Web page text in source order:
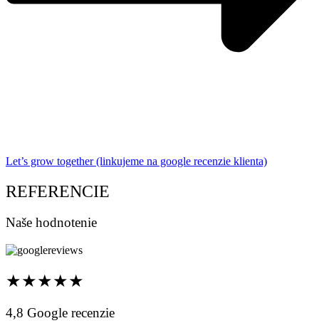
Let’s grow together (linkujeme na google recenzie klienta)
REFERENCIE
Naše hodnotenie
★★★★★
4,8 Google recenzie